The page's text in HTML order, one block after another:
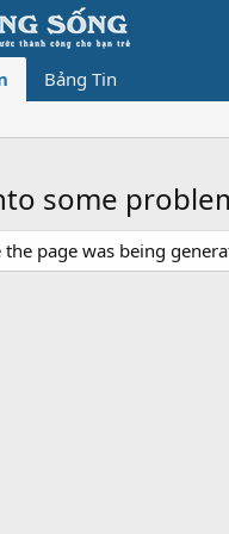
Bảng Tin
some
page was being